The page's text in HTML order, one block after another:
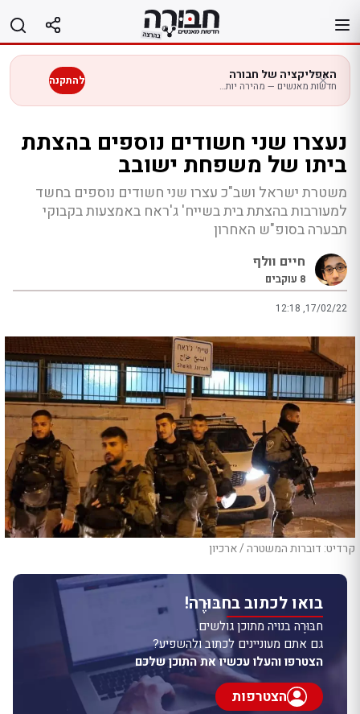
לתוכן
האפליקציה של חבורה
חדשות מאנשים — מהירה יותר בנייד להתקנה
נעצרו שני חשודים נוספים בהצתת
ביתו של משפחת ישובב
משטרת ישראל ושב"כ עצרו שני חשודים נוספים בחשד
למעורבות בהצתת בית בשייח' ג'ראח באמצעות בקבוקי
תבערה בסופ"ש האחרון
חיים וולף
8 עוקבים
12:18 ,17/02/22
קרדיט: דוברות המשטרה / ארכיון
בואו לכתוב בחבּוּרֶה!
חבּוּרֶה בנויה מתוכן גולשים.
גם אתם מעוניינים לכתוב ולהשפיע?
הצטרפו והעלו עכשיו את התוכן שלכם
הצטרפות